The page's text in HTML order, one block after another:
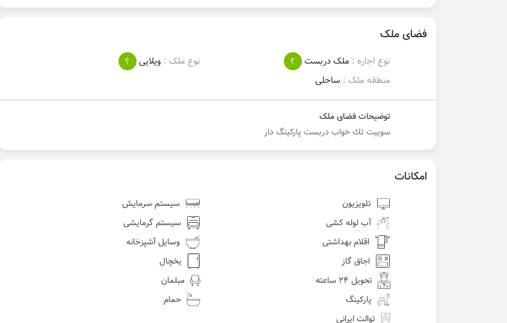
فضای ملک
نوع اجاره : ملک دربست ؟ نوع ملک : ویلایی
؟
منطقه ملک : ساحلی
توضیحات فضای ملک
سوييت تك خواب دربست پاركينگ دار
امکانات
تلویزیون
سیستم سرمایش
آب لوله کشی
سیستم گرمایشی
اقلام بهداشتی
وسایل آشپزخانه
اجاق گاز
یخچال
تحویل 24 ساعته
مبلمان
پارکینگ
حمام
توالت ایرانی